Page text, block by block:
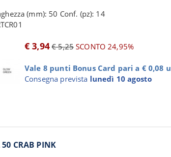
(mm): 50 Conf. (pz): 14
€ 3,94 € 5,25SCONTO 24,95%
Vale 8 punti Bonus Card pari a €
Consegna prevista lunedì 10 agosto
CRAB PINK